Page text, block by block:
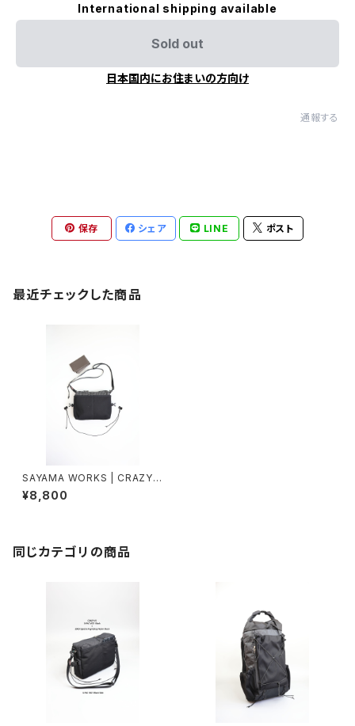
International shipping available
Sold out
日本国内にお住まいの方向け
通報する
保存 シェア LINE ポスト
最近チェックした商品
SAYAMA WORKS | CRAZY
Origin
¥8,800
同じカテゴリの商品